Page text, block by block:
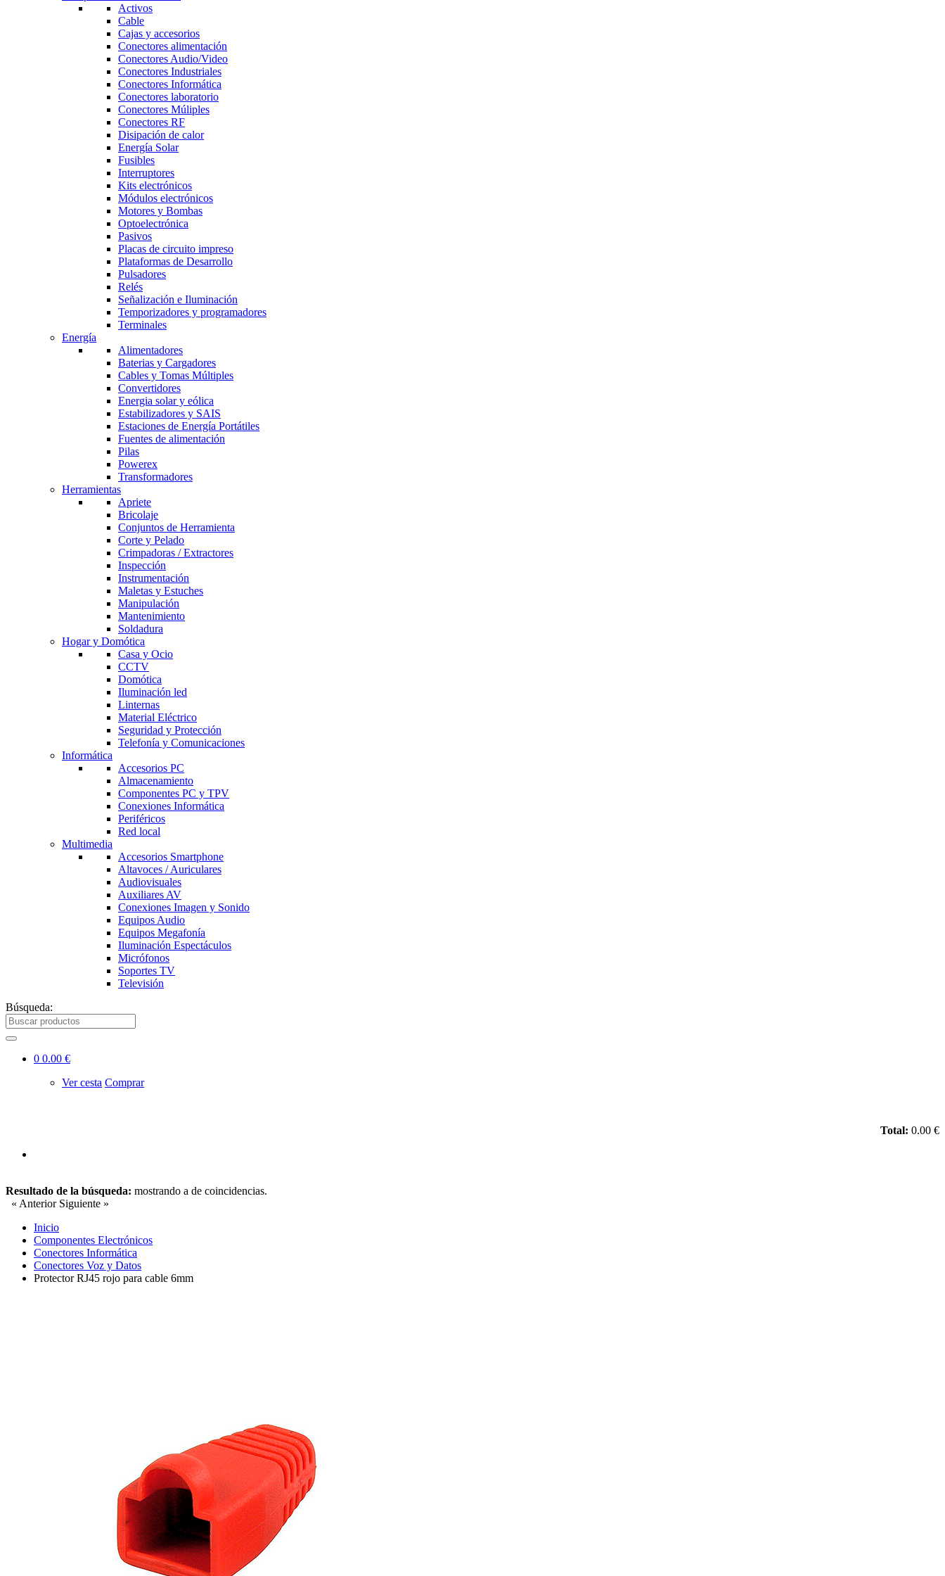
Activos
Cable
Cajas y accesorios
Conectores alimentación
Conectores Audio/Video
Conectores Industriales
Conectores Informática
Conectores laboratorio
Conectores Múliples
Conectores RF
Disipación de calor
Energía Solar
Fusibles
Interruptores
Kits electrónicos
Módulos electrónicos
Motores y Bombas
Optoelectrónica
Pasivos
Placas de circuito impreso
Plataformas de Desarrollo
Pulsadores
Relés
Señalización e Iluminación
Temporizadores y programadores
Terminales
Energía
Alimentadores
Baterias y Cargadores
Cables y Tomas Múltiples
Convertidores
Energia solar y eólica
Estabilizadores y SAIS
Estaciones de Energía Portátiles
Fuentes de alimentación
Pilas
Powerex
Transformadores
Herramientas
Apriete
Bricolaje
Conjuntos de Herramienta
Corte y Pelado
Crimpadoras / Extractores
Inspección
Instrumentación
Maletas y Estuches
Manipulación
Mantenimiento
Soldadura
Hogar y Domótica
Casa y Ocio
CCTV
Domótica
Iluminación led
Linternas
Material Eléctrico
Seguridad y Protección
Telefonía y Comunicaciones
Informática
Accesorios PC
Almacenamiento
Componentes PC y TPV
Conexiones Informática
Periféricos
Red local
Multimedia
Accesorios Smartphone
Altavoces / Auriculares
Audiovisuales
Auxiliares AV
Conexiones Imagen y Sonido
Equipos Audio
Equipos Megafonía
Iluminación Espectáculos
Micrófonos
Soportes TV
Televisión
Búsqueda:
0 0.00 €
Ver cesta Comprar
Total: 0.00 €
Resultado de la búsqueda: mostrando a de coincidencias.
« Anterior Siguiente »
Inicio
Componentes Electrónicos
Conectores Informática
Conectores Voz y Datos
Protector RJ45 rojo para cable 6mm